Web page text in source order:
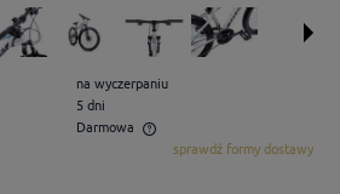
na wyczerpaniu
5 dni
Darmowa
kosztów płatnościsprawdź formy dostawy